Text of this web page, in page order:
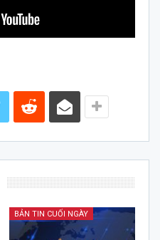
BẢN TIN CUỐI NGÀY